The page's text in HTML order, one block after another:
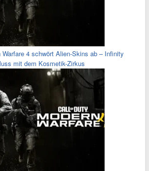
4 schwört Alien-Skins ab – Infinity
mit dem Kosmetik-Zirkus